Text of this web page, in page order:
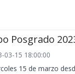
Posgrado
03-15 18:00:00
15 de marzo